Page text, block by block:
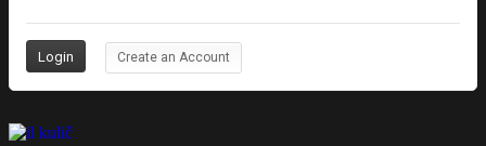
Create an Account